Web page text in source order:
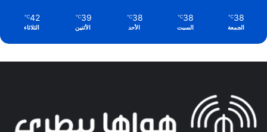
38
℃
الجمعة
38
℃
السبت
38
℃
الأحد
39
℃
الأثنين
42
℃
الثلاثاء